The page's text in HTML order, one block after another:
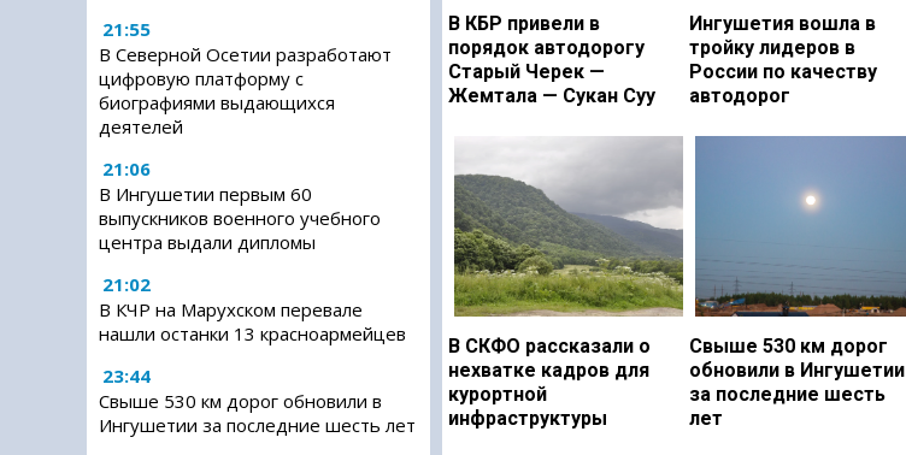
21:55
В Северной Осетии разработают
цифровую платформу с
биографиями выдающихся
деятелей
21:06
В Ингушетии первым 60
выпускников военного учебного
центра выдали дипломы
21:02
В КЧР на Марухском перевале
нашли останки 13 красноармейцев
23:44
Свыше 530 км дорог обновили в
Ингушетии за последние шесть лет
В КБР привели в
порядок автодорогу
Старый Черек —
Жемтала — Сукан Суу
Ингушетия вошла в
тройку лидеров в
России по качеству
автодорог
В СКФО рассказали о
нехватке кадров для
курортной
инфраструктуры
Свыше 530 км дорог
обновили в Ингушетии
за последние шесть
лет